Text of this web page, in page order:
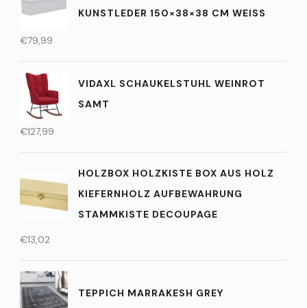
KUNSTLEDER 150×38×38 CM WEISS
€79,99
VIDAXL SCHAUKELSTUHL WEINROT
SAMT
€127,99
HOLZBOX HOLZKISTE BOX AUS HOLZ
KIEFERNHOLZ AUFBEWAHRUNG
STAMMKISTE DECOUPAGE
€13,02
TEPPICH MARRAKESH GREY